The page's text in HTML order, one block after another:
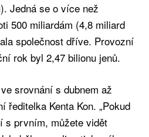
Jedná se o více než
500 miliardám (4,8 miliard
společnost dříve. Provozní
rok byl 2,47 bilionu jenů.
srovnání s dubnem až
ředitelka Kenta Kon. „Pokud
s prvním, můžete vidět